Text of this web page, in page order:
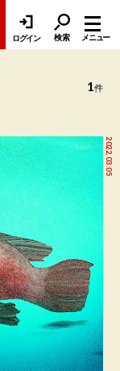
ログイン 検索 メニュー
1件
2022.03.05